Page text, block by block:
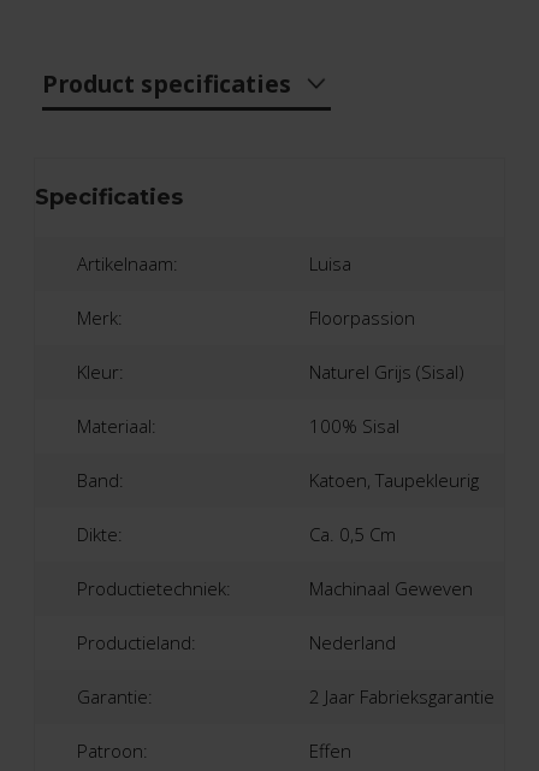
Product specificaties
Specificaties
Artikelnaam: Luisa
Merk: Floorpassion
Kleur: Naturel Grijs (sisal)
Materiaal: 100% Sisal
Band: Katoen, Taupekleurig
Dikte: Ca. 0,5 Cm
Productietechniek: Machinaal Geweven
Productieland: Nederland
Garantie: 2 Jaar Fabrieksgarantie
Patroon: Effen